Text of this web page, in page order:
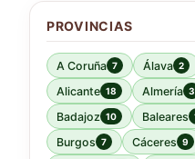
PROVINCIAS
A Coruña 7 Álava 2
Alicante 18 Almería 3
Badajoz 10 Baleares
Burgos 7 Cáceres 9